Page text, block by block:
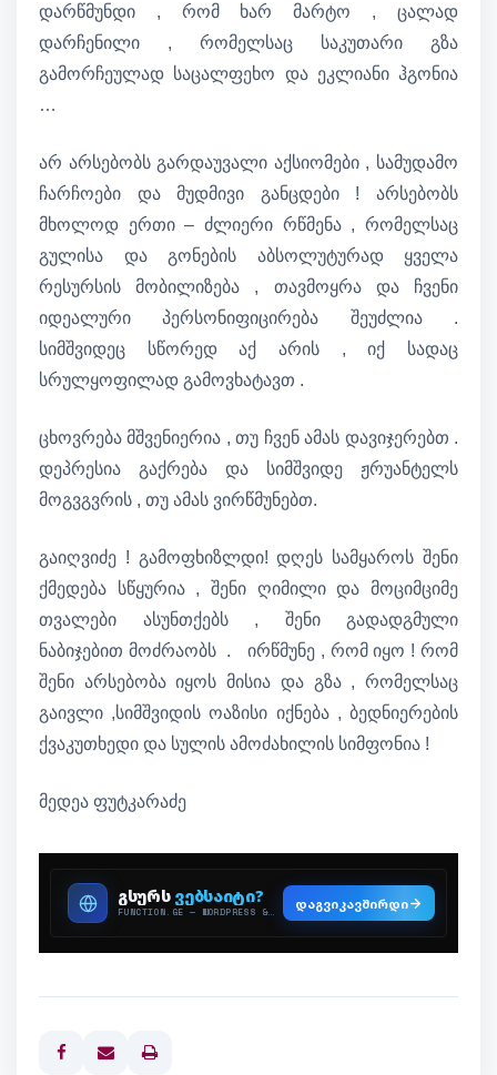
დარწმუნდი , რომ ხარ მარტო , ცალად
დარჩენილი , რომელსაც საკუთარი გზა
გამორჩეულად საცალფეხო და ეკლიანი ჰგონია
…
არ არსებობს გარდაუვალი აქსიომები , სამუდამო
ჩარჩოები და მუდმივი განცდები ! არსებობს
მხოლოდ ერთი – ძლიერი რწმენა , რომელსაც
გულისა და გონების აბსოლუტურად ყველა
რესურსის მობილიზება , თავმოყრა და ჩვენი
იდეალური პერსონიფიცირება შეუძლია .
სიმშვიდეც სწორედ აქ არის , იქ სადაც
სრულყოფილად გამოვხატავთ .
ცხოვრება მშვენიერია , თუ ჩვენ ამას დავიჯერებთ .
დეპრესია გაქრება და სიმშვიდე ჟრუანტელს
მოგვგვრის , თუ ამას ვირწმუნებთ.
გაიღვიძე ! გამოფხიზლდი! დღეს სამყაროს შენი
ქმედება სწყურია , შენი ღიმილი და მოციმციმე
თვალები ასუნთქებს , შენი გადადგმული
ნაბიჯებით მოძრაობს . ირწმუნე , რომ იყო ! რომ
შენი არსებობა იყოს მისია და გზა , რომელსაც
გაივლი ,სიმშვიდის ოაზისი იქნება , ბედნიერების
ქვაკუთხედი და სულის ამოძახილის სიმფონია !
მედეა ფუტკარაძე
Print